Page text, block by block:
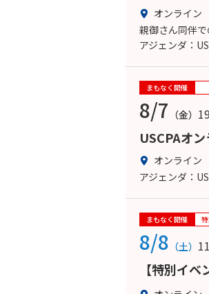
オンライン
親御さん同伴
アジェンダ：
まもなく開催
8/7 （金）
USCPAオ
オンライン
アジェンダ：
まもなく開催
8/8 （土）
【特別イ